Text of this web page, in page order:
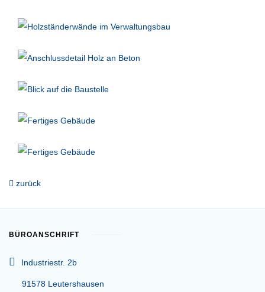
zurück
BÜROANSCHRIFT
Industriestr. 2b
91578 Leutershausen